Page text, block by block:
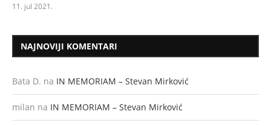
11. jul 2021.
NAJNOVIJI KOMENTARI
Bata D. na IN MEMORIAM – Stevan Mirković
milan na IN MEMORIAM – Stevan Mirković